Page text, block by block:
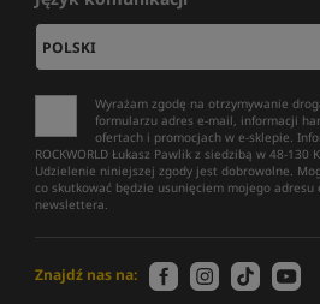
Wyrażam zgodę na otrzymywanie
formularzu adres e-mail, informacji
ofertach i promocjach w e-sklepie.
ROCKWORLD Łukasz Pawlik z siedzibą w 48-
Udzielenie niniejszej zgody jest dobrowolne.
co skutkować będzie usunięciem mojego
newslettera.
Znajdź nas na: